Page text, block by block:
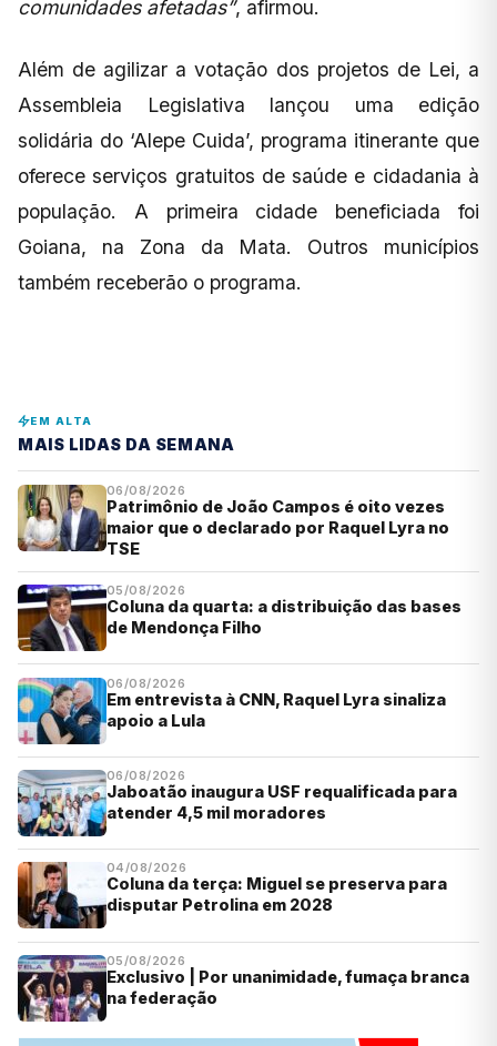
comunidades afetadas”, afirmou.
Além de agilizar a votação dos projetos de Lei, a
Assembleia Legislativa lançou uma edição
solidária do ‘Alepe Cuida’, programa itinerante que
oferece serviços gratuitos de saúde e cidadania à
população. A primeira cidade beneficiada foi
Goiana, na Zona da Mata. Outros municípios
também receberão o programa.
EM ALTA
MAIS LIDAS DA SEMANA
06/08/2026
Patrimônio de João Campos é oito vezes
maior que o declarado por Raquel Lyra no
TSE
05/08/2026
Coluna da quarta: a distribuição das bases
de Mendonça Filho
06/08/2026
Em entrevista à CNN, Raquel Lyra sinaliza
apoio a Lula
06/08/2026
Jaboatão inaugura USF requalificada para
atender 4,5 mil moradores
04/08/2026
Coluna da terça: Miguel se preserva para
disputar Petrolina em 2028
05/08/2026
Exclusivo | Por unanimidade, fumaça branca
na federação